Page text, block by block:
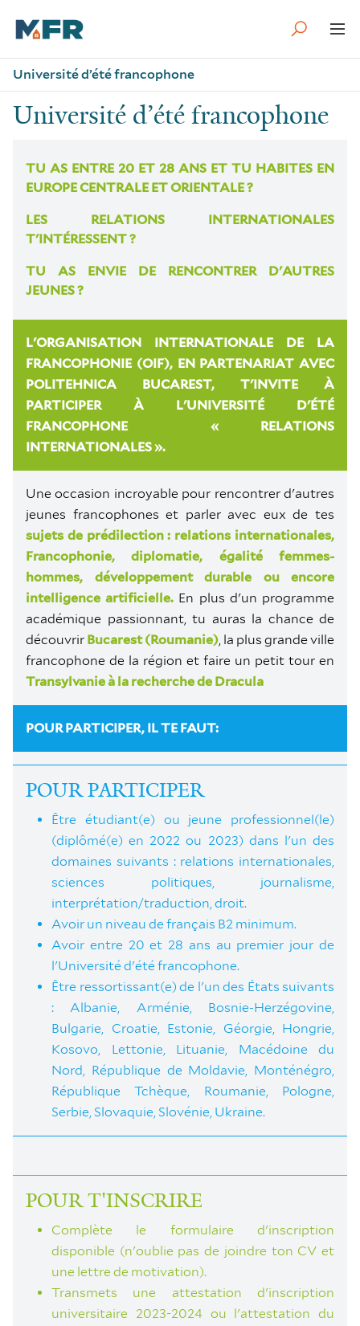
Université d’été francophone
Université d’été francophone
TU AS ENTRE 20 ET 28 ANS ET TU HABITES EN
EUROPE CENTRALE ET ORIENTALE ?
LES RELATIONS INTERNATIONALES
T'INTÉRESSENT ?
TU AS ENVIE DE RENCONTRER D'AUTRES
JEUNES ?
L'ORGANISATION INTERNATIONALE DE LA
FRANCOPHONIE (OIF), EN PARTENARIAT AVEC
POLITEHNICA BUCAREST, T'INVITE À
PARTICIPER À L'UNIVERSITÉ D'ÉTÉ
FRANCOPHONE « RELATIONS
INTERNATIONALES ».
Une occasion incroyable pour rencontrer d'autres
jeunes francophones et parler avec eux de tes
sujets de prédilection : relations internationales,
Francophonie, diplomatie, égalité femmes-
hommes, développement durable ou encore
intelligence artificielle. En plus d'un programme
académique passionnant, tu auras la chance de
découvrir Bucarest (Roumanie), la plus grande ville
francophone de la région et faire un petit tour en
Transylvanie à la recherche de Dracula
POUR PARTICIPER, IL TE FAUT:
POUR PARTICIPER
Être étudiant(e) ou jeune professionnel(le)
(diplômé(e) en 2022 ou 2023) dans l'un des
domaines suivants : relations internationales,
sciences politiques, journalisme,
interprétation/traduction, droit.
Avoir un niveau de français B2 minimum.
Avoir entre 20 et 28 ans au premier jour de
l'Université d'été francophone.
Être ressortissant(e) de l'un des États suivants
: Albanie, Arménie, Bosnie-Herzégovine,
Bulgarie, Croatie, Estonie, Géorgie, Hongrie,
Kosovo, Lettonie, Lituanie, Macédoine du
Nord, République de Moldavie, Monténégro,
République Tchèque, Roumanie, Pologne,
Serbie, Slovaquie, Slovénie, Ukraine.
POUR T'INSCRIRE
Complète le formulaire d'inscription
disponible (n'oublie pas de joindre ton CV et
une lettre de motivation).
Transmets une attestation d'inscription
universitaire 2023-2024 ou l'attestation du